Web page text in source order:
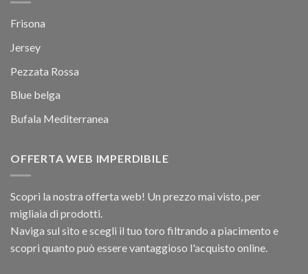
Frisona
Jersey
Pezzata Rossa
Blue belga
Bufala Mediterranea
OFFERTA WEB IMPERDIBILE
Scopri la nostra offerta web! Un prezzo mai visto, per
migliaia di prodotti.
Naviga sul sito e scegli il tuo toro filtrando a piacimento e
scopri quanto può essere vantaggioso l'acquisto online.